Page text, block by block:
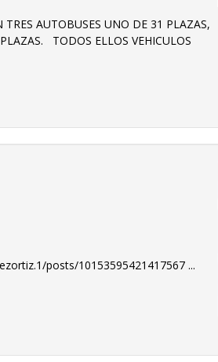
AUTOBUSES UNO DE 31 PLAZAS,
TODOS ELLOS VEHICULOS
posts/10153595421417567 ...